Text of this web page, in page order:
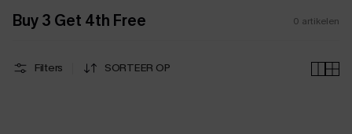
Buy 3 Get 4th Free 0 artikelen
Filters SORTEER OP